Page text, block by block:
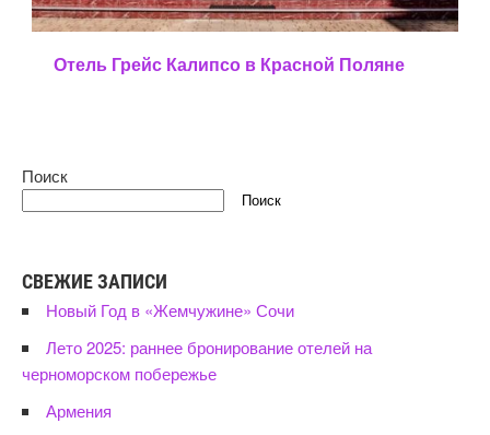
Следующая запись
Отель Грейс Калипсо в Красной Поляне
Поиск
Поиск
СВЕЖИЕ ЗАПИСИ
Новый Год в «Жемчужине» Сочи
Лето 2025: раннее бронирование отелей на
черноморском побережье
Армения